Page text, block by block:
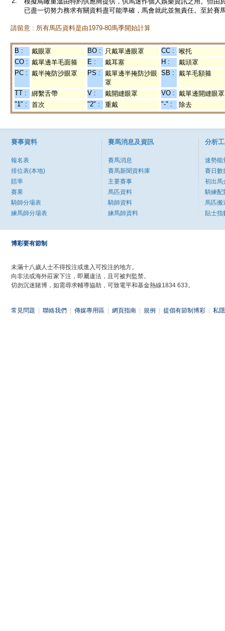
已盡一切努力務求有關資料盡可能準確，馬會就此並無責任。至於賽
請留意 : 所有馬匹資料是由1979-80馬季開始計算
B : 戴眼罩 BO : 只戴單邊眼罩 CC :
喉托
CO : 戴單邊羊毛面箍 E : 戴耳塞 H :
戴頭罩
PC : 戴半掩防沙眼罩 PS :
戴單邊半掩防沙眼
罩
SB : 戴羊毛額箍
TT : 綁繫舌帶 V : 戴開縫眼罩 VO : 戴單邊開縫眼罩
"1" :
首次 "2" : 重戴 "-" : 除去
賽事資料
報名表
排位表(本地)
賠率
賽果
騎師分場表
練馬師分場表
賽馬消息及資訊
賽馬消息
賽馬新聞資料庫
主要賽事
馬匹資料
騎師資料
練馬師資料
分析
速勢能
賽日數
初出馬
騎練配
馬匹搬
貼士指
博彩要有節制
未滿十八歲人士不得投注或進入可投注的地方。
向非法或海外莊家下注，即屬違法，且可被判監禁。
切勿沉迷賭博，如需尋求輔導協助，可致電平和基金熱線1834 633。
常見問題 聯絡我們 傳媒專用區 網頁指南 規例 提倡有節制博彩 私